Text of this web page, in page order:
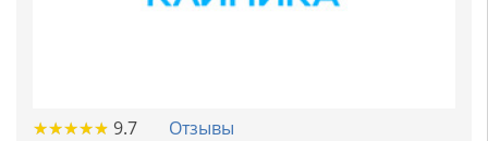
★★★★★
★★★★★ 9.7 Отзывы